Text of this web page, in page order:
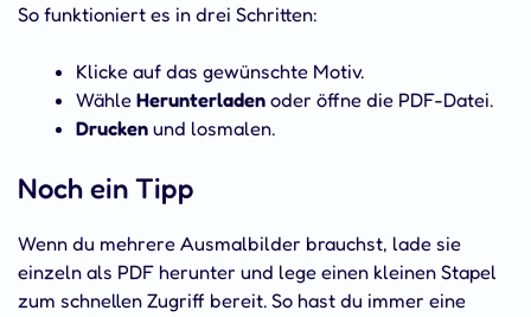
So funktioniert es in drei Schritten:
Klicke auf das gewünschte Motiv.
WähleHerunterladen oder öffne die PDF-Datei.
Drucken und losmalen.
Noch ein Tipp
Wenn du mehrere Ausmalbilder brauchst, lade sie
einzeln als PDF herunter und lege einen kleinen Stapel
zum schnellen Zugriff bereit. So hast du immer eine